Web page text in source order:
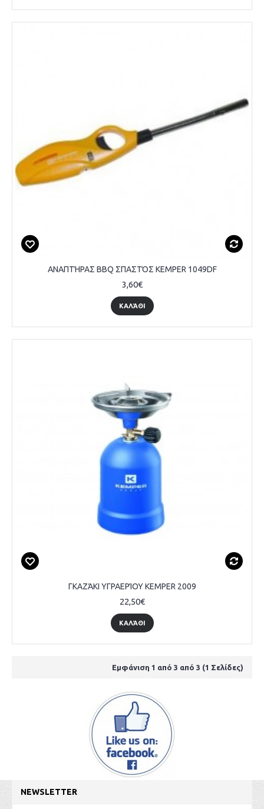
ΑΝΑΠΤΉΡΑΣ BBQ ΣΠΑΣΤΌΣ KEMPER 1049DF
3,60€
ΚΑΛΆΘΙ
ΓΚΑΖΆΚΙ ΥΓΡΑΕΡΊΟΥ KEMPER 2009
22,50€
ΚΑΛΆΘΙ
Εμφάνιση 1 από 3 από 3 (1 Σελίδες)
NEWSLETTER